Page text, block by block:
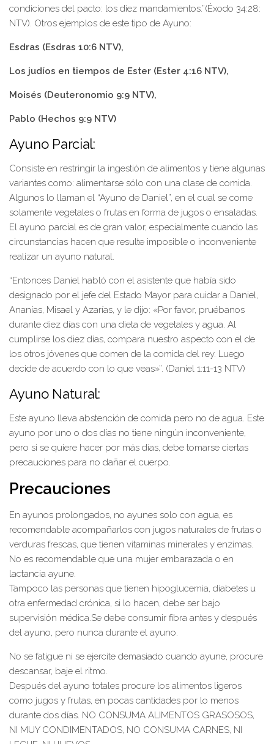
condiciones del pacto: los diez mandamientos.”(Éxodo 34:28:
NTV). Otros ejemplos de este tipo de Ayuno:
Esdras (Esdras 10:6 NTV),
Los judíos en tiempos de Ester (Ester 4:16 NTV),
Moisés (Deuteronomio 9:9 NTV),
Pablo (Hechos 9:9 NTV)
Ayuno Parcial:
Consiste en restringir la ingestión de alimentos y tiene algunas
variantes como: alimentarse sólo con una clase de comida.
Algunos lo llaman el “Ayuno de Daniel”, en el cual se come
solamente vegetales o frutas en forma de jugos o ensaladas.
El ayuno parcial es de gran valor, especialmente cuando las
circunstancias hacen que resulte imposible o inconveniente
realizar un ayuno natural.
“Entonces Daniel habló con el asistente que había sido
designado por el jefe del Estado Mayor para cuidar a Daniel,
Ananías, Misael y Azarías, y le dijo: «Por favor, pruébanos
durante diez días con una dieta de vegetales y agua. Al
cumplirse los diez días, compara nuestro aspecto con el de
los otros jóvenes que comen de la comida del rey. Luego
decide de acuerdo con lo que veas»”. (Daniel 1:11-13 NTV)
Ayuno Natural:
Este ayuno lleva abstención de comida pero no de agua. Este
ayuno por uno o dos días no tiene ningún inconveniente,
pero si se quiere hacer por más días, debe tomarse ciertas
precauciones para no dañar el cuerpo.
Precauciones
En ayunos prolongados, no ayunes solo con agua, es
recomendable acompañarlos con jugos naturales de frutas o
verduras frescas, que tienen vitaminas minerales y enzimas.
No es recomendable que una mujer embarazada o en
lactancia ayune.
Tampoco las personas que tienen hipoglucemia, diabetes u
otra enfermedad crónica, si lo hacen, debe ser bajo
supervisión médica.Se debe consumir fibra antes y después
del ayuno, pero nunca durante el ayuno.
No se fatigue ni se ejercite demasiado cuando ayune, procure
descansar, baje el ritmo.
Después del ayuno totales procure los alimentos ligeros
como jugos y frutas, en pocas cantidades por lo menos
durante dos días. NO CONSUMA ALIMENTOS GRASOSOS,
NI MUY CONDIMENTADOS, NO CONSUMA CARNES, NI